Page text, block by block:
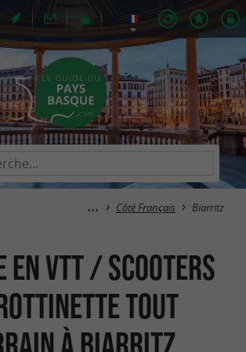
Côté Français Biarritz
en VTT / Scooters
Tout
à Biarritz